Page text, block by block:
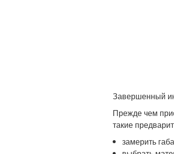
Завершенный
Прежде чем
такие
замерить